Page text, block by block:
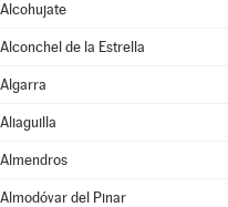
Alcohujate
Alconchel de la Estrella
Algarra
Aliaguilla
Almendros
Almodóvar del Pinar